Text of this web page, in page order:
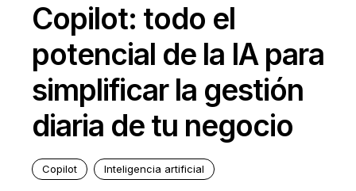
Copilot: todo el
potencial de la IA para
simplificar la gestión
diaria de tu negocio
Copilot Inteligencia artificial